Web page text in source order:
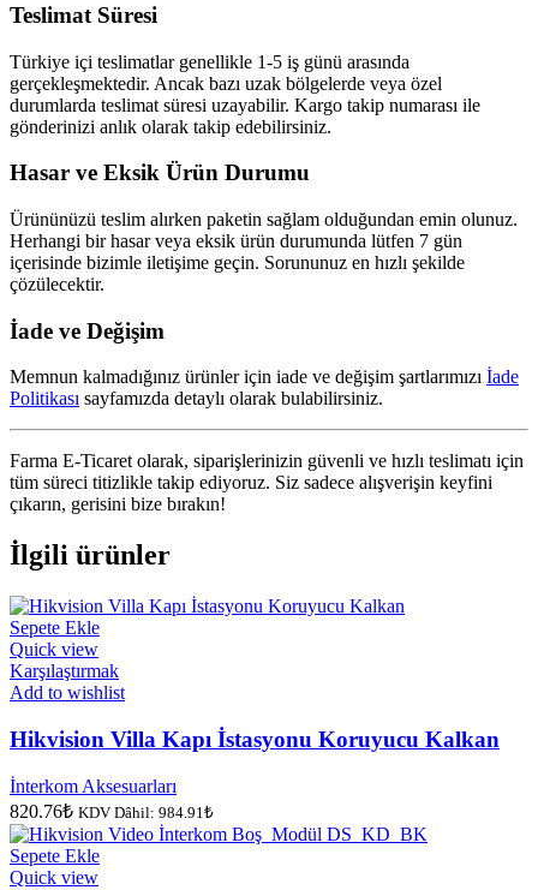
Teslimat Süresi
Türkiye içi teslimatlar genellikle 1-5 iş günü arasında
gerçekleşmektedir. Ancak bazı uzak bölgelerde veya özel
durumlarda teslimat süresi uzayabilir. Kargo takip numarası ile
gönderinizi anlık olarak takip edebilirsiniz.
Hasar ve Eksik Ürün Durumu
Ürününüzü teslim alırken paketin sağlam olduğundan emin olunuz.
Herhangi bir hasar veya eksik ürün durumunda lütfen 7 gün
içerisinde bizimle iletişime geçin. Sorununuz en hızlı şekilde
çözülecektir.
İade ve Değişim
Memnun kalmadığınız ürünler için iade ve değişim şartlarımızı İade
Politikası sayfamızda detaylı olarak bulabilirsiniz.
Farma E-Ticaret olarak, siparişlerinizin güvenli ve hızlı teslimatı için
tüm süreci titizlikle takip ediyoruz. Siz sadece alışverişin keyfini
çıkarın, gerisini bize bırakın!
İlgili ürünler
Sepete Ekle
Quick view
Karşılaştırmak
Add to wishlist
Hikvision Villa Kapı İstasyonu Koruyucu Kalkan
İnterkom Aksesuarları
820.76₺ KDV Dâhil: 984.91 ₺
Sepete Ekle
Quick view